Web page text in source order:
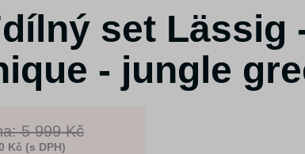
set Lässig
- jungle
5 999 Kč
Kč (s DPH)